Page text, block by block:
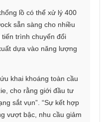
lồ có thể xử lý 400
sẵn sàng cho nhiều
trình chuyển đổi
dựa vào năng lượng
khai khoáng toàn cầu
cho rằng giới đầu tư
sắt vụn”. “Sự kết hợp
vượt bậc, nhu cầu giảm